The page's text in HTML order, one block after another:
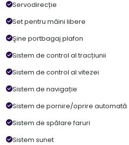
Servodirecție
Set pentru mâini libere
Şine portbagaj plafon
Sistem de control al tracțiunii
Sistem de control al vitezei
Sistem de navigație
Sistem de pornire/oprire automată
Sistem de spălare faruri
Sistem sunet